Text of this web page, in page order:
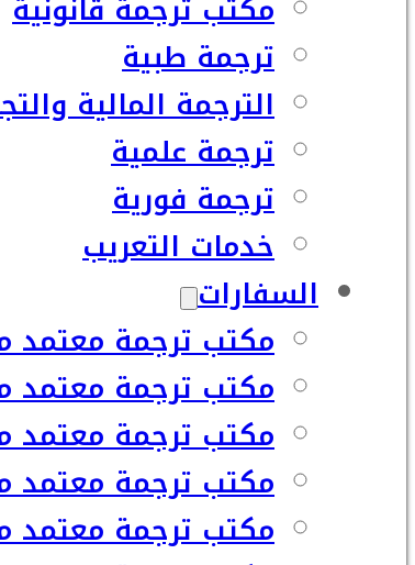
ترجمة طبية
الترجمة المالية
ترجمة علمية
ترجمة فورية
خدمات التعريب
السفارات
مكتب ترجمة معتمد
مكتب ترجمة معتمد
مكتب ترجمة معتمد
مكتب ترجمة معتمد
مكتب ترجمة معتمد